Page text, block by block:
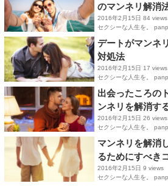
のマンネリ解消
2016年2月15日 84 views
セクシーな人生を。
デートがマンネ
対処法
2016年2月15日 17 views
セクシーな人生を。
出会ったころの
ンネリを解消す
2016年2月15日 26 views
セクシーな人生を。
マンネリを解消
るためにすべき
2016年2月15日 9 views
セクシーな人生を。